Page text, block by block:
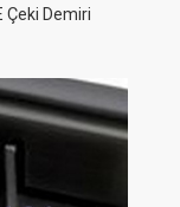
Çeki Demiri